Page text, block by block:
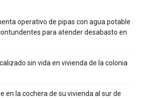
operativo de pipas con agua potable
para atender desabasto en
sin vida en vivienda de la colonia
en la cochera de su vivienda al sur de